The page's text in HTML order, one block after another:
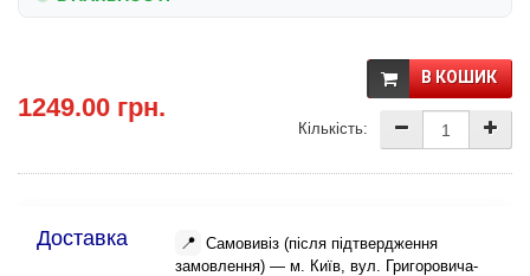
1249.00 грн.
В КОШИК
Кількість:
Доставка 📍 Самовивіз (після підтвердження
замовлення) — м. Київ, вул. Григоровича-